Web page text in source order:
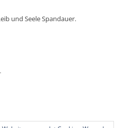
und Seele Spandauer.